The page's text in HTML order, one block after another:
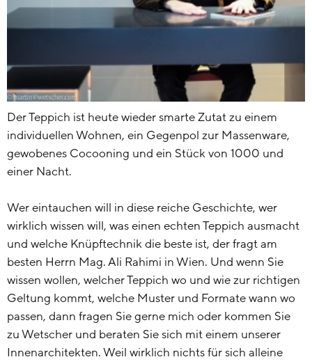
Der Teppich ist heute wieder smarte Zutat zu einem
individuellen Wohnen, ein Gegenpol zur Massenware,
gewobenes Cocooning und ein Stück von 1000 und
einer Nacht.
Wer eintauchen will in diese reiche Geschichte, wer
wirklich wissen will, was einen echten Teppich ausmacht
und welche Knüpftechnik die beste ist, der fragt am
besten Herrn Mag. Ali Rahimi in Wien. Und wenn Sie
wissen wollen, welcher Teppich wo und wie zur richtigen
Geltung kommt, welche Muster und Formate wann wo
passen, dann fragen Sie gerne mich oder kommen Sie
zu Wetscher und beraten Sie sich mit einem unserer
Innenarchitekten. Weil wirklich nichts für sich alleine